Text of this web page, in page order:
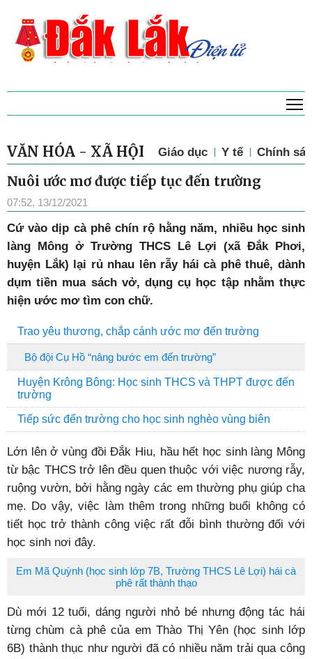
VĂN HÓA - XÃ HỘI Giáo dục Y tế Chính
Nuôi ước mơ được tiếp tục đến trường
07:52, 13/12/2021
Cứ vào dịp cà phê chín rộ hằng năm, nhiều học sinh
làng Mông ở Trường THCS Lê Lợi (xã Đắk Phơi,
huyện Lắk) lại rủ nhau lên rẫy hái cà phê thuê, dành
dụm tiền mua sách vở, dụng cụ học tập nhằm thực
hiện ước mơ tìm con chữ.
Trao yêu thương, chắp cánh ước mơ đến trường
Bộ đội Cụ Hồ “nâng bước em đến trường”
Huyện Krông Bông: Học sinh THCS và THPT được đến
trường
Tiếp sức đến trường cho học sinh nghèo vùng biên
Lớn lên ở vùng đồi Đắk Hiu, hầu hết học sinh làng Mông
từ bậc THCS trở lên đều quen thuộc với việc nương rẫy,
ruộng vườn, bởi hằng ngày các em thường phụ giúp cha
mẹ. Do vậy, việc làm thêm trong những buổi không có
tiết học trở thành công việc rất đỗi bình thường đối với
học sinh nơi đây.
Em Mã Quỳnh (học sinh lớp 7B, Trường THCS Lê Lợi) hái cà
phê rất thành thạo
Dù mới 12 tuổi, dáng người nhỏ bé nhưng động tác hái
từng chùm cà phê của em Thào Thị Yên (học sinh lớp
6B) thành thục như người đã có nhiều năm trải qua công